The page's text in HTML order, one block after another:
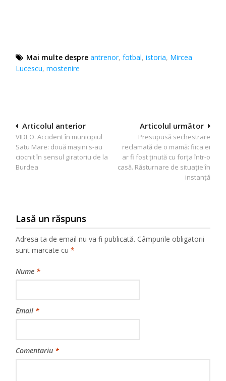
Mai multe despre antrenor,fotbal,istoria, Mircea
Lucescu,mostenire
Navigare
în
articole
Articolul următor
Presupusă sechestrare
reclamată de o mamă: fiica ei
ar fi fost ținută cu forța într-o
casă. Răsturnare de situație în
instanță
Articolul anterior
VIDEO. Accident în municipiul
Satu Mare: două mașini s-au
ciocnit în sensul giratoriu de la
Burdea
Lasă un răspuns
Adresa ta de email nu va fi publicată. Câmpurile obligatorii
sunt marcate cu*
Nume *
Email *
Comentariu *